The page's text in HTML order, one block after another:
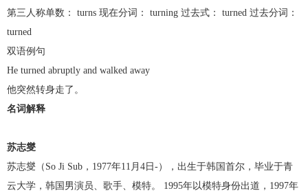
第三人称单数： turns 现在分词： turning 过去式： turned 过去分词：
turned
双语例句
He turned abruptly and walked away
他突然转身走了。
名词解释
苏志燮
苏志燮（So Ji Sub，1977年11月4日-），出生于韩国首尔，毕业于青
云大学，韩国男演员、歌手、模特。 1995年以模特身份出道，1997年